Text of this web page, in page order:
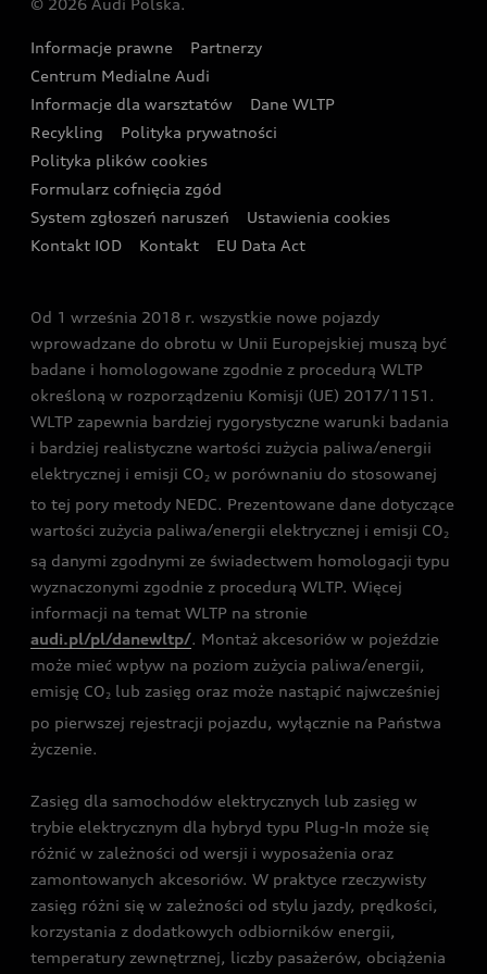
Wyszukaj najbliższego Partnera Audi
Oferta dla przedsiębiorców
Oferta dla klientów prywatnych
Kalkulator rat
Ubezpieczenie
Audi exclusive
Zasięg
Gwarancja
Akcje serwisowe Audi
Katalog online akcesoriów
Audi i Muzeum Sztuki Nowoczesnej w Warszawie
Audi driving experience
Audi quattro Cup
Audi i Puchar Świata w Skokach Narciarskich w
Zakopanem
© 2026 Audi Polska.
Informacje prawne
Partnerzy
Centrum Medialne Audi
Informacje dla warsztatów
Dane WLTP
Recykling
Polityka prywatności
Polityka plików cookies
Formularz cofnięcia zgód
System zgłoszeń naruszeń
Ustawienia cookies
Kontakt IOD
Kontakt EU Data Act
Od 1 września 2018 r. wszystkie nowe pojazdy
wprowadzane do obrotu w Unii Europejskiej muszą być
badane i homologowane zgodnie z procedurą WLTP
określoną w rozporządzeniu Komisji (UE) 2017/1151.
WLTP zapewnia bardziej rygorystyczne warunki badania
i bardziej realistyczne wartości zużycia paliwa/energii
elektrycznej i emisji CO2 w porównaniu do stosowanej
to tej pory metody NEDC. Prezentowane dane dotyczące
wartości zużycia paliwa/energii elektrycznej i emisji CO2
są danymi zgodnymi ze świadectwem homologacji typu
wyznaczonymi zgodnie z procedurą WLTP. Więcej
informacji na temat WLTP na stronie
audi.pl/pl/danewltp/. Montaż akcesoriów w pojeździe
może mieć wpływ na poziom zużycia paliwa/energii,
emisję CO2 lub zasięg oraz może nastąpić najwcześniej
po pierwszej rejestracji pojazdu, wyłącznie na Państwa
życzenie.
Zasięg dla samochodów elektrycznych lub zasięg w
trybie elektrycznym dla hybryd typu Plug-In może się
różnić w zależności od wersji i wyposażenia oraz
zamontowanych akcesoriów. W praktyce rzeczywisty
zasięg różni się w zależności od stylu jazdy, prędkości,
korzystania z dodatkowych odbiorników energii,
temperatury zewnętrznej, liczby pasażerów, obciążenia